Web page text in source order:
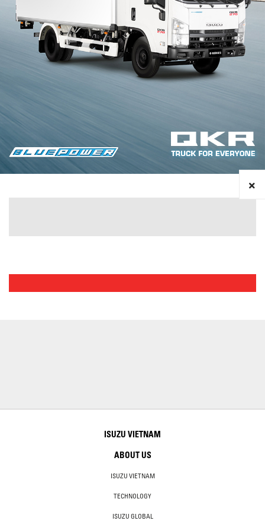
ISUZU VIETNAM
ABOUT US
ISUZU VIETNAM
TECHNOLOGY
ISUZU GLOBAL